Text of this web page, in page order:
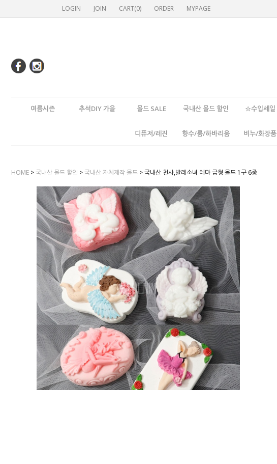
LOGIN JOIN CART(0) ORDER MYPAGE
여름시즌 추석DIY 가을 몰드 SALE 국내산 몰드 할인 ☆수입세일
디퓨저/레진 향수/룸/하바리움 비누/화장품
HOME >국내산 몰드 할인 >국내산 자체제작 몰드 > 국내산 천사,발레소녀 테마 금형 몰드 1구 6종